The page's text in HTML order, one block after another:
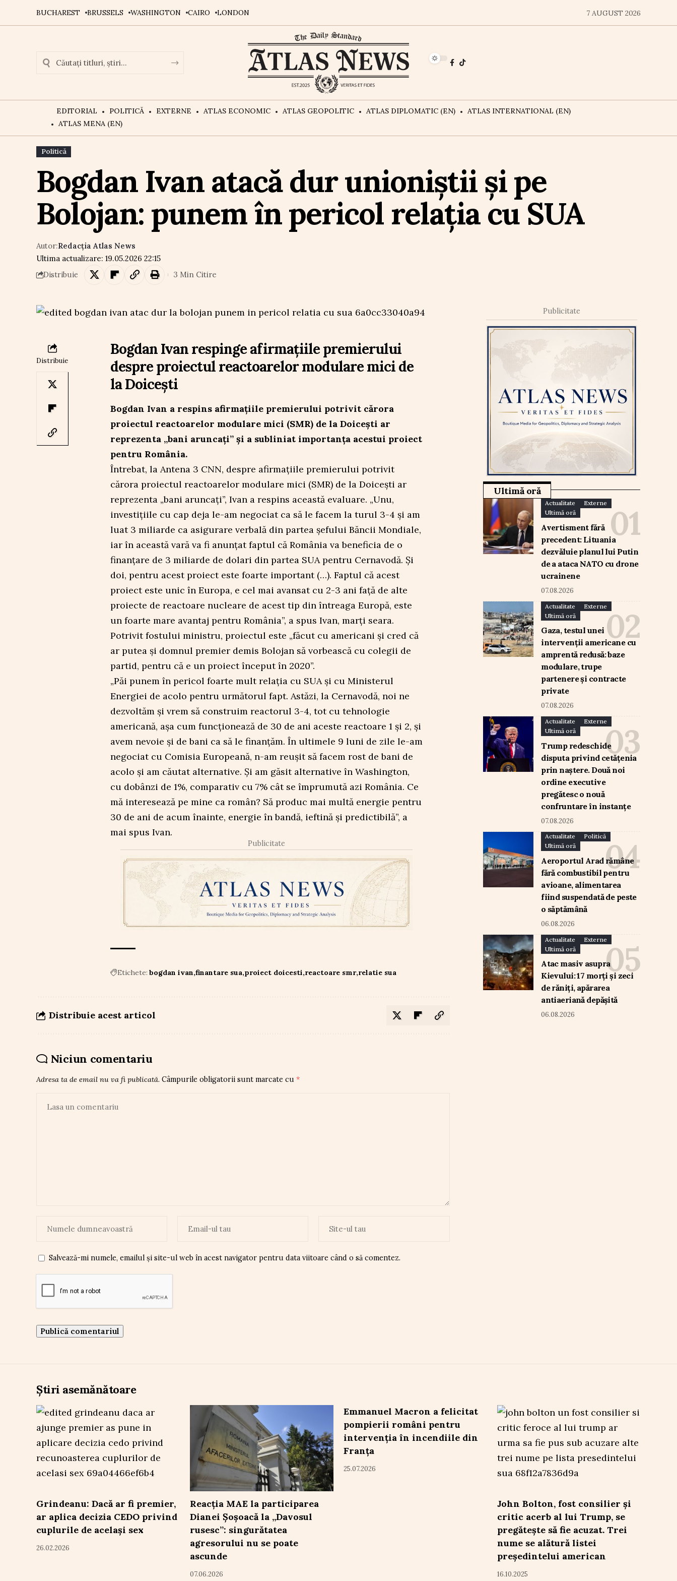
BUCHAREST BRUSSELS WASHINGTON CAIRO LONDON 7 AUGUST 2026
EDITORIAL POLITICĂ EXTERNE ATLAS ECONOMIC ATLAS GEOPOLITIC ATLAS DIPLOMATIC (EN)
ATLAS INTERNATIONAL (EN)
ATLAS MENA (EN)
Politică
Bogdan Ivan atacă dur unioniștii și pe
Bolojan: punem în pericol relația cu SUA
Ultima actualizare: 19.05.2026 22:15
Autor:Redacția Atlas News
Distribuie 3 Min Citire
Distribuie
Bogdan Ivan respinge afirmațiile premierului
despre proiectul reactoarelor modulare mici de
la Doicești
Bogdan Ivan a respins afirmațiile premierului potrivit cărora
proiectul reactoarelor modulare mici (SMR) de la Doicești ar
reprezenta „bani aruncați” și a subliniat importanța acestui proiect
pentru România.
Întrebat, la Antena 3 CNN, despre afirmațiile premierului potrivit
cărora proiectul reactoarelor modulare mici (SMR) de la Doicești ar
reprezenta „bani aruncați”, Ivan a respins această evaluare. „Unu,
investițiile cu cap deja le-am negociat ca să le facem la turul 3-4 și am
luat 3 miliarde ca asigurare verbală din partea șefului Băncii Mondiale,
iar în această vară va fi anunțat faptul că România va beneficia de o
finanțare de 3 miliarde de dolari din partea SUA pentru Cernavodă. Și
doi, pentru acest proiect este foarte important (…). Faptul că acest
proiect este unic în Europa, e cel mai avansat cu 2-3 ani față de alte
proiecte de reactoare nucleare de acest tip din întreaga Europă, este
un foarte mare avantaj pentru România”, a spus Ivan, marți seara.
Potrivit fostului ministru, proiectul este „făcut cu americani și cred că
ar putea și domnul premier demis Bolojan să vorbească cu colegii de
partid, pentru că e un proiect început în 2020”.
„Păi punem în pericol foarte mult relația cu SUA și cu Ministerul
Energiei de acolo pentru următorul fapt. Astăzi, la Cernavodă, noi ne
dezvoltăm și vrem să construim reactorul 3-4, tot cu tehnologie
americană, așa cum funcționează de 30 de ani aceste reactoare 1 și 2, și
avem nevoie și de bani ca să le finanțăm. În ultimele 9 luni de zile le-am
negociat cu Comisia Europeană, n-am reușit să facem rost de bani de
acolo și am căutat alternative. Și am găsit alternative în Washington,
cu dobânzi de 1%, comparativ cu 7% cât se împrumută azi România. Ce
mă interesează pe mine ca român? Să produc mai multă energie pentru
30 de ani de acum înainte, energie în bandă, ieftină și predictibilă”, a
mai spus Ivan.
Publicitate
Etichete: bogdan ivan finantare sua proiect doicesti reactoare smr relatie sua
Distribuie acest articol
Niciun comentariu
Adresa ta de email nu va fi publicată. Câmpurile obligatorii sunt marcate cu *
Salvează-mi numele, emailul și site-ul web în acest navigator pentru data viitoare când o să comentez.
Publicitate
Ultimă oră
Actualitate
Externe
Ultimă oră
Avertisment fără
precedent: Lituania
dezvăluie planul lui Putin
de a ataca NATO cu drone
ucrainene
07.08.2026
Actualitate
Externe
Ultimă oră
Gaza, testul unei
intervenții americane cu
amprentă redusă: baze
modulare, trupe
partenere și contracte
private
07.08.2026
Actualitate
Externe
Ultimă oră
Trump redeschide
disputa privind cetățenia
prin naștere. Două noi
ordine executive
pregătesc o nouă
confruntare în instanțe
07.08.2026
Actualitate
Politică
Ultimă oră
Aeroportul Arad rămâne
fără combustibil pentru
avioane, alimentarea
fiind suspendată de peste
o săptămână
06.08.2026
Actualitate
Externe
Ultimă oră
Atac masiv asupra
Kievului: 17 morți și zeci
de răniți, apărarea
antiaeriană depășită
06.08.2026
Știri asemănătoare
Grindeanu: Dacă ar fi premier,
ar aplica decizia CEDO privind
cuplurile de același sex
26.02.2026
Reacția MAE la participarea
Dianei Șoșoacă la „Davosul
rusesc”: singurătatea
agresorului nu se poate
ascunde
07.06.2026
Emmanuel Macron a felicitat
pompierii români pentru
intervenția în incendiile din
Franța
25.07.2026
John Bolton, fost consilier și
critic acerb al lui Trump, se
pregătește să fie acuzat. Trei
nume se alătură listei
președintelui american
16.10.2025